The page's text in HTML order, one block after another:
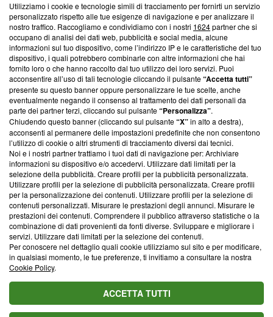
Questa sezione offre informazioni trasparenti su Blasting
News, sui nostri processi editoriali e su come ci impegniamo a
creare news di qualità. Inoltre, afferma la nostra aderenza a
‘Trust Project - News with Integrity’Blasting News non è
ancora membro del programma, ma ha richiesto di farne
parte; Trust Project non ha ancora effettuato una verifica di
conformità agli standard.
Su di noi
Team editoriale
Corporate
Redazione
Informativa Privacy
Cookie Policy
Blasting SA, IDI CHE-247.845.224, Via Carlo Frasca, 3 - 6900
Lugano (Svizzera) Tel:+39 0690258937
© 2026 Blasting News
Utilizziamo i cookie e tecnologie simili di tracciamento per fornirti un servizio
personalizzato rispetto alle tue esigenze di navigazione e per analizzare il
nostro traffico. Raccogliamo e condividiamo con i nostri 1624partner che si
occupano di analisi dei dati web, pubblicità e social media, alcune
informazioni sul tuo dispositivo, come l’indirizzo IP e le caratteristiche del tuo
dispositivo, i quali potrebbero combinarle con altre informazioni che hai
fornito loro o che hanno raccolto dal tuo utilizzo dei loro servizi. Puoi
acconsentire all’uso di tali tecnologie cliccando il pulsante“Accetta tutti”
presente su questo banner oppure personalizzare le tue scelte, anche
eventualmente negando il consenso al trattamento dei dati personali da
parte dei partner terzi, cliccando sul pulsante“Personalizza”.
Chiudendo questo banner (cliccando sul pulsante“X”in alto a destra),
acconsenti al permanere delle impostazioni predefinite che non consentono
l’utilizzo di cookie o altri strumenti di tracciamento diversi dai tecnici.
Noi e i nostri partner trattiamo i tuoi dati di navigazione per: Archiviare
informazioni su dispositivo e/o accedervi. Utilizzare dati limitati per la
selezione della pubblicità. Creare profili per la pubblicità personalizzata.
Utilizzare profili per la selezione di pubblicità personalizzata. Creare profili
per la personalizzazione dei contenuti. Utilizzare profili per la selezione di
contenuti personalizzati. Misurare le prestazioni degli annunci. Misurare le
prestazioni dei contenuti. Comprendere il pubblico attraverso statistiche o la
combinazione di dati provenienti da fonti diverse. Sviluppare e migliorare i
servizi. Utilizzare dati limitati per la selezione dei contenuti.
Per conoscere nel dettaglio quali cookie utilizziamo sul sito e per modificare,
in qualsiasi momento, le tue preferenze, ti invitiamo a consultare la nostra
Cookie Policy.
ACCETTA TUTTI